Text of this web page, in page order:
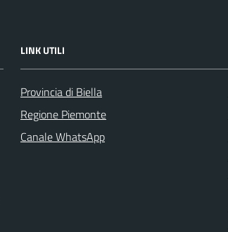
LINK UTILI
Provincia di Biella
Regione Piemonte
Canale WhatsApp